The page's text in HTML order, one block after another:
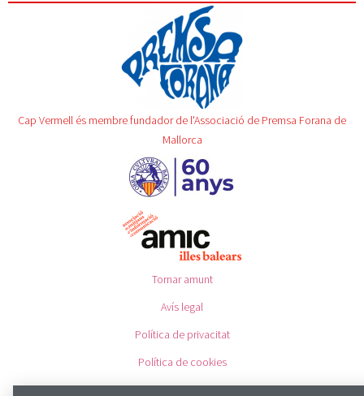
Cap Vermell és membre fundador de l'Associació de Premsa Forana de
Mallorca
Tornar amunt
Avís legal
Política de privacitat
Política de cookies